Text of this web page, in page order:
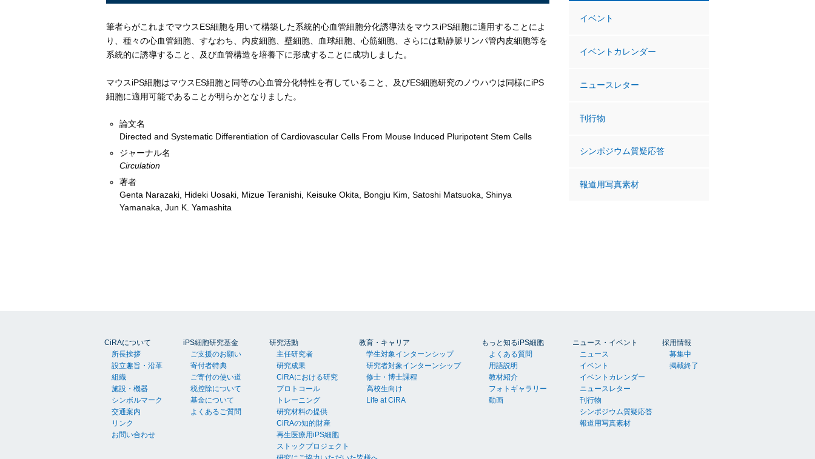
筆者らがこれまでマウスES細胞を用いて構築した系統的心血管細胞分化誘導法をマウスiPS細胞に適用することによ
り、種々の心血管細胞、すなわち、内皮細胞、壁細胞、血球細胞、心筋細胞、さらには動静脈リンパ管内皮細胞等を
系統的に誘導すること、及び血管構造を培養下に形成することに成功しました。
マウスiPS細胞はマウスES細胞と同等の心血管分化特性を有していること、及びES細胞研究のノウハウは同様にiPS
細胞に適用可能であることが明らかとなりました。
論文名
Directed and Systematic Differentiation of Cardiovascular Cells From Mouse Induced Pluripotent Stem Cells
ジャーナル名
Circulation
著者
Genta Narazaki, Hideki Uosaki, Mizue Teranishi, Keisuke Okita, Bongju Kim, Satoshi Matsuoka, Shinya
Yamanaka, Jun K. Yamashita
イベント
イベントカレンダー
ニュースレター
刊行物
シンポジウム質疑応答
報道用写真素材
CiRAについて
所長挨拶
設立趣旨・沿革
組織
施設・機器
シンボルマーク
交通案内
リンク
お問い合わせ
iPS細胞研究基金
ご支援のお願い
寄付者特典
ご寄付の使い道
税控除について
基金について
よくあるご質問
研究活動
主任研究者
研究成果
CiRAにおける研究
プロトコール
トレーニング
研究材料の提供
CiRAの知的財産
再生医療用iPS細胞
ストックプロジェクト
教育・キャリア
学生対象インターンシップ
研究者対象インターンシップ
修士・博士課程
高校生向け
Life at CiRA
もっと知るiPS細胞
よくある質問
用語説明
教材紹介
フォトギャラリー
動画
ニュース・イベント
ニュース
イベント
イベントカレンダー
ニュースレター
刊行物
シンポジウム質疑応答
報道用写真素材
採用情報
募集中
掲載終了